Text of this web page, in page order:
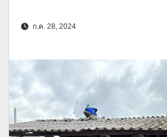
ก.ค. 28, 2024